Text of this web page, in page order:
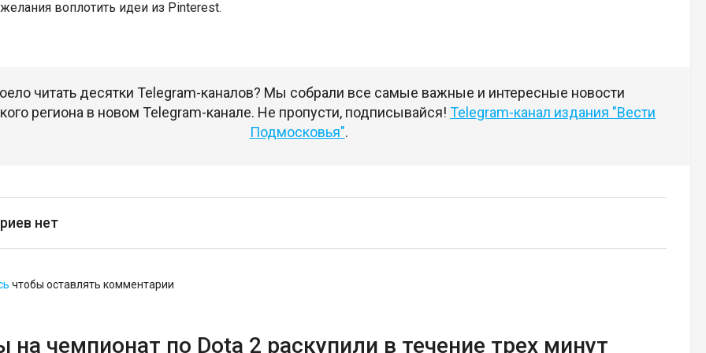
воплотить идеи из Pinterest.
читать десятки Telegram-каналов? Мы собрали все самые важные и интересные новости
региона в новом Telegram-канале. Не пропусти, подписывайся! Telegram-канал издания "Вести
Подмосковья".
нет
чтобы оставлять комментарии
на чемпионат по Dota 2 раскупили в течение трех минут